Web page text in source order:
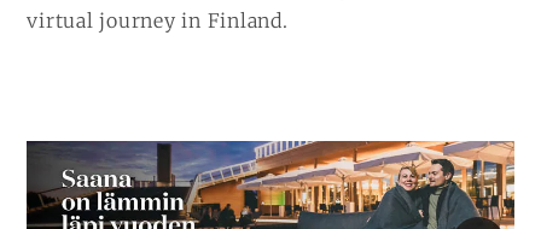
virtual journey in Finland.